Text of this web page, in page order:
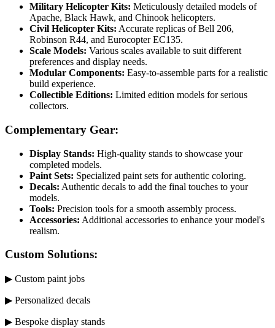
Military Helicopter Kits: Meticulously detailed models of
Apache, Black Hawk, and Chinook helicopters.
Civil Helicopter Kits: Accurate replicas of Bell 206,
Robinson R44, and Eurocopter EC135.
Scale Models: Various scales available to suit different
preferences and display needs.
Modular Components: Easy-to-assemble parts for a realistic
build experience.
Collectible Editions: Limited edition models for serious
collectors.
Complementary Gear:
Display Stands: High-quality stands to showcase your
completed models.
Paint Sets: Specialized paint sets for authentic coloring.
Decals: Authentic decals to add the final touches to your
models.
Tools: Precision tools for a smooth assembly process.
Accessories: Additional accessories to enhance your model's
realism.
Custom Solutions:
▶ Custom paint jobs
▶ Personalized decals
▶ Bespoke display stands